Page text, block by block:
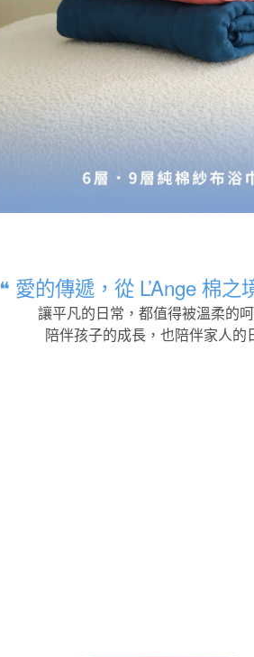
❝ 愛的傳遞，從 L’Ange 棉之
讓平凡的日常，都值得被溫柔的
陪伴孩子的成長，也陪伴家人的